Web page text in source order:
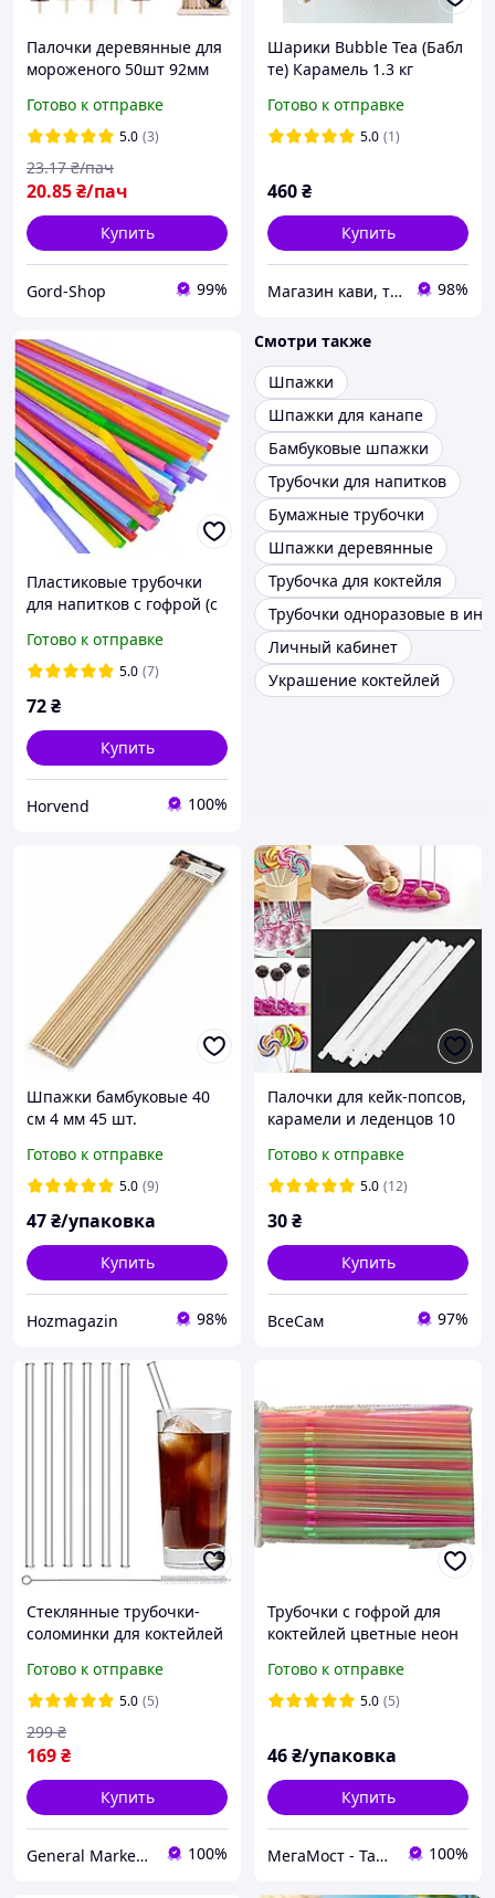
Палочки деревянные для
мороженого 50шт 92мм
прямые для изготовления
эскимо одноразовые
Готово к отправке
5.0 (3)
20.85₴/пач
23.17 ₴/пач
Купить
Gord-Shop 99%
Шарики Bubble Tea (Бабл
те) Карамель 1.3 кг
Готово к отправке
5.0 (1)
460₴
Купить
Магазин кави, та кавового обладнання "33 Coffee Wave" 98%
Пластиковые трубочки
для напитков с гофрой (с
Готово к отправке
5.0 (7)
72₴
Купить
Horvend 100%
Смотри также
Шпажки
Шпажки для канапе
Бамбуковые шпажки
Трубочки для напитков
Бумажные трубочки
Шпажки деревянные
Трубочка для коктейля
Трубочки одноразовые в
Личный кабинет
Украшение коктейлей
Шпажки бамбуковые 40
см 4 мм 45 шт.
Готово к отправке
5.0 (9)
47₴/упаковка
Купить
Hozmagazin 98%
Палочки для кейк-попсов,
карамели и леденцов 10
Готово к отправке
5.0 (12)
30₴
Купить
ВсеСам 97%
Стеклянные трубочки-
соломинки для коктейлей
1 щетка для чистки
многоразовые 190мм
Готово к отправке
5.0 (5)
169₴
299 ₴
Купить
General Market Ukraine 100%
Трубочки с гофрой для
коктейлей цветные неон
Готово к отправке
5.0 (5)
46₴/упаковка
Купить
МегаМост - Тара и Упаковка 100%